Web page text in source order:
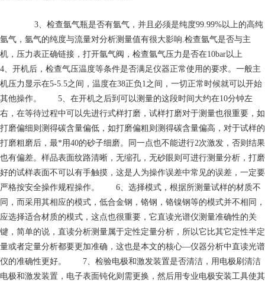
3、检查氩气瓶是否有氩气，并且必须是纯度99.99%以上的高纯
氩气，氩气的纯度与流量对分析测量值有很大影响.检查氩气是否与主
机，压力表正确链接，打开氩气阀，检查氩气压力是否在10bar以上
4、开机后，检查气压温度等条件是否满足仪器正常使用的要求。一般主
机压力显示在5-5.5之间，温度在38正负1之间，一切正常时候就可以开始
其他操作。 5、在开机之后到可以测量的这段时间大约在10分钟左
右，在等待过程中可以先进行式样打磨，试样打磨对于测量也很重要，如
打磨偏细则测得碳含量偏低，如打磨偏粗则测得碳含量偏高，对于试样的
打磨粗磨后，最*用40的砂子细磨。同一点也不能进行2次激发，否则结果
也有偏差。样品表面纹路清晰，无缩孔，无砂眼则可进行测量分析，打磨
好的试样表面不可以有手触摸，这是人为操作误差中常见的误差，一定要
严格按安全操作规程操作。 6、选择模式，根据所测量试样的材质不
同，而采用其相应的模式，低合金钢，铬钢，铬镍钢等的模式并不相同，
应选择适合材质的模式，这点也很重要，它直读光谱仪测量准确性的关
键，简单的说，直读分析测量属于定性定量分析，所以它比其它定性半定
量或者定量分析都要更加准确，这也是本文的核心—仪器分析中直读光谱
仪的准确性更好。 7、检验电极和激发装置是否清洁，用电极刷清洁
电极和激发装置，电子表面钝化则需更换，然后用专业电极安装工具使其